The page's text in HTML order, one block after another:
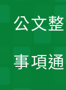
公文
事項